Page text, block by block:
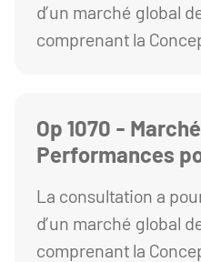
d’un marché global
comprenant la
Commande Publique.
Op 1070 -
Performances
Gergovia.
La consultation a
d’un marché global
comprenant la